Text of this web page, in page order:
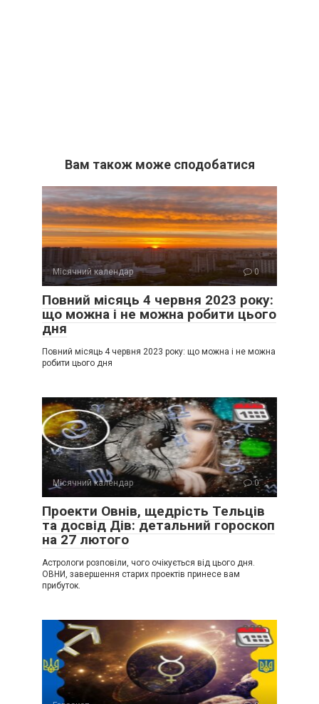
Вам також може сподобатися
Місячний календар 0
Повний місяць 4 червня 2023 року:
що можна і не можна робити цього
дня
Повний місяць 4 червня 2023 року: що можна і не можна
робити цього дня
Місячний календар 0
Проекти Овнів, щедрість Тельців
та досвід Дів: детальний гороскоп
на 27 лютого
Астрологи розповіли, чого очікується від цього дня.
ОВНИ, завершення старих проектів принесе вам
прибуток.